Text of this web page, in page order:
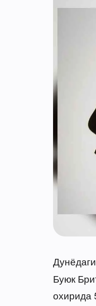
Буюк
охирида